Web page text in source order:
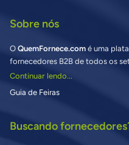
Sobre nós
O QuemFornece.com é uma
fornecedores B2B de todos os
Continuar lendo...
Guia de Feiras
Buscando